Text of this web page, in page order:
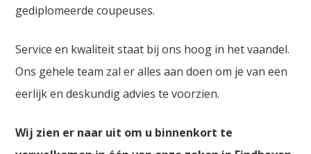
gediplomeerde coupeuses.
Service en kwaliteit staat bij ons hoog in het vaandel.
Ons gehele team zal er alles aan doen om je van een
eerlijk en deskundig advies te voorzien.
Wij zien er naar uit om u binnenkort te